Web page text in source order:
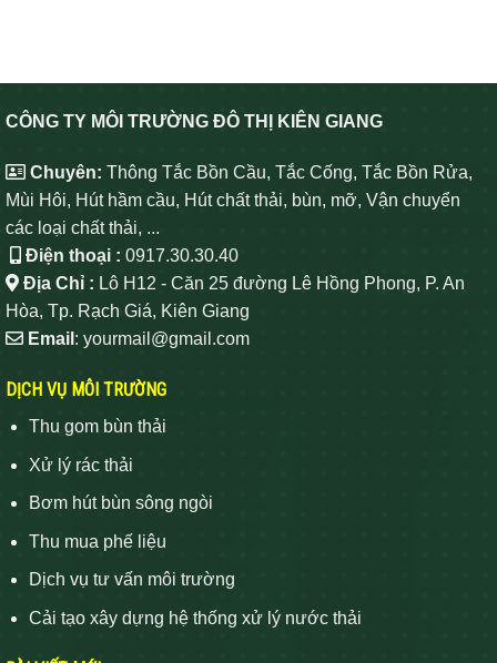
CÔNG TY MÔI TRƯỜNG ĐÔ THỊ KIÊN GIANG
Chuyên: Thông Tắc Bồn Cầu, Tắc Cống, Tắc Bồn Rửa,
Mùi Hôi, Hút hầm cầu, Hút chất thải, bùn, mỡ, Vận chuyển
các loại chất thải, ...
Điện thoại : 0917.30.30.40
Địa Chỉ : Lô H12 - Căn 25 đường Lê Hồng Phong, P. An
Hòa, Tp. Rạch Giá, Kiên Giang
Email : yourmail@gmail.com
DỊCH VỤ MÔI TRƯỜNG
Thu gom bùn thải
Xử lý rác thải
Bơm hút bùn sông ngòi
Thu mua phế liệu
Dịch vụ tư vấn môi trường
Cải tạo xây dựng hệ thống xử lý nước thải